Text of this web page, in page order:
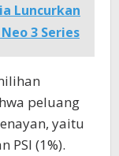
Luncurkan
3 Series
peluang
yaitu
PSI (1%).